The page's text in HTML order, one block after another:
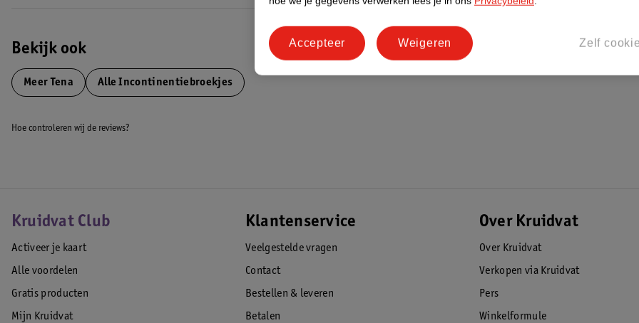
Bekijk ook
MeerTena Alle Incontinentiebroekjes
Hoe controleren wij de reviews?
Kruidvat Club
Activeer je kaart
Alle voordelen
Gratis producten
Mijn Kruidvat
Klantenservice
Veelgestelde vragen
Contact
Bestellen & leveren
Betalen
Over Kruidvat
Over Kruidvat
Verkopen via Kruidvat
Pers
Winkelformule
Zelf
Weigeren
Accepteer